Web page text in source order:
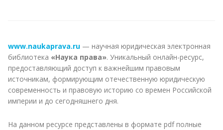
www.naukaprava.ru — научная юридическая электронная
библиотека «Наука права». Уникальный онлайн-ресурс,
предоставляющий доступ к важнейшим правовым
источникам, формирующим отечественную юридическую
современность и правовую историю со времен Российской
империи и до сегодняшнего дня.
На данном ресурсе представлены в формате pdf полные